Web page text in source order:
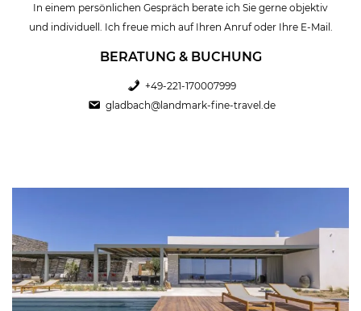
In einem persönlichen Gespräch berate ich Sie gerne objektiv
und individuell. Ich freue mich auf Ihren Anruf oder Ihre E-Mail.
BERATUNG & BUCHUNG
+49-221-170007999
gladbach@landmark-fine-travel.de